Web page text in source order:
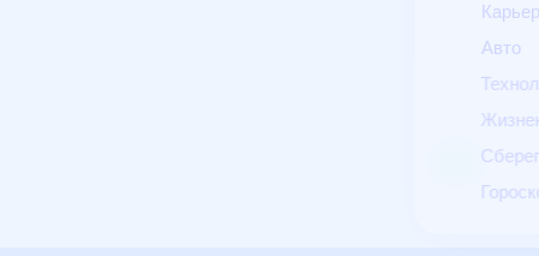
Авто